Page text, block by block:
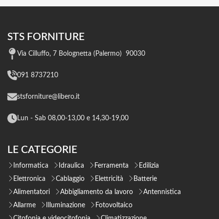
STS FORNITURE
Via Cilluffo, 7 Bolognetta (Palermo) 90030
091 8737210
stsforniture@libero.it
Lun - Sab 08,00-13,00 e 14,30-19,00
LE CATEGORIE
Informatica Idraulica Ferramenta
Edilizia
Elettronica
Cablaggio Elettricità
Batterie
Alimentatori
Abbigliamento da lavoro
Antennistica
Allarme
Illuminazione
Fotovoltaico